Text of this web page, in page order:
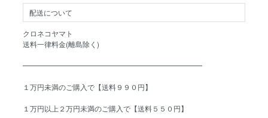
配送について
クロネコヤマト
送料一律料金(離島除く)
━━━━━━━━━━━━━━━━━━━━━━━━━
１万円未満のご購入で【送料９９０円】
１万円以上２万円未満のご購入で【送料５５０円】